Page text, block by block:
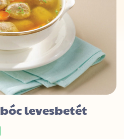
levesbetét